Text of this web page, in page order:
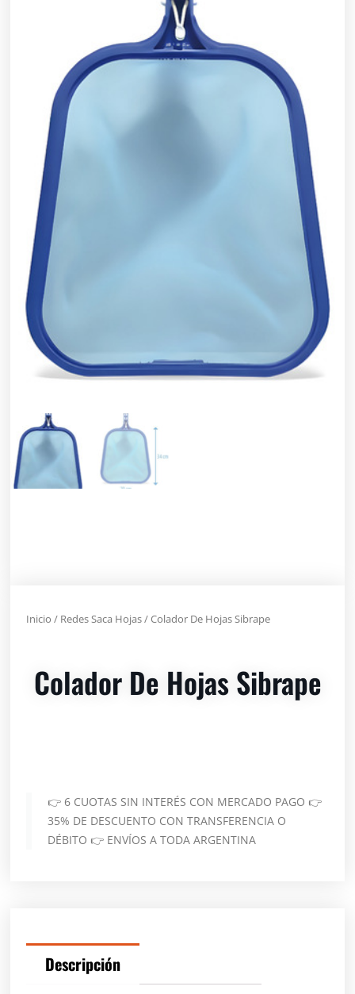
Inicio / Redes Saca Hojas/ Colador De Hojas Sibrape
Colador De Hojas Sibrape
👉 6 CUOTAS SIN INTERÉS CON MERCADO PAGO 👉
35% DE DESCUENTO CON TRANSFERENCIA O
DÉBITO 👉 ENVÍOS A TODA ARGENTINA
Descripción